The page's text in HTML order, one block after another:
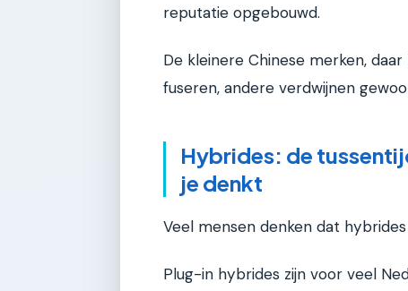
reputatie opgebouwd.
De kleinere Chinese merken,
fuseren, andere verdwijnen
Hybrides: de
je denkt
Veel mensen denken dat
Plug-in hybrides zijn voor veel